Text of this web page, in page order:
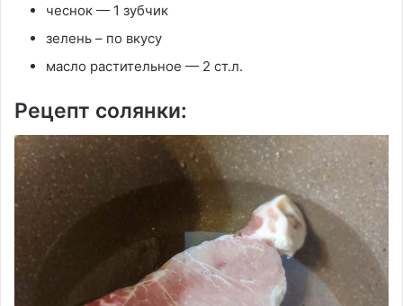
чеснок — 1 зубчик
зелень – по вкусу
масло растительное — 2 ст.л.
Рецепт солянки: